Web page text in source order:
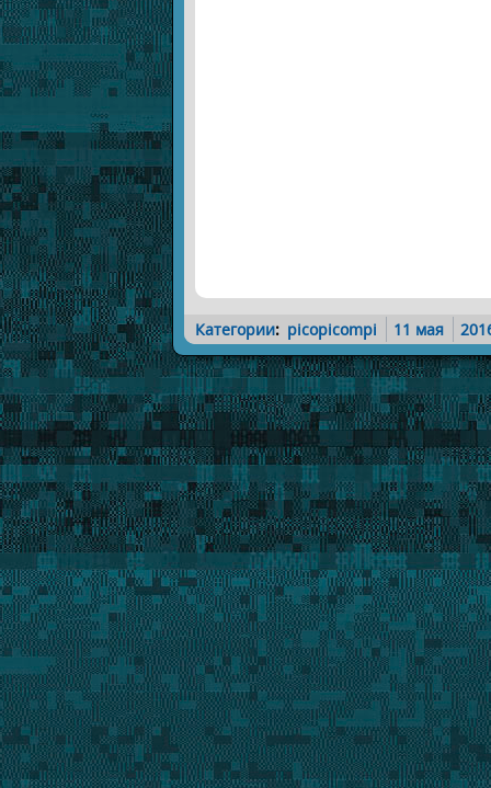
Категории: picopicompi 11 мая